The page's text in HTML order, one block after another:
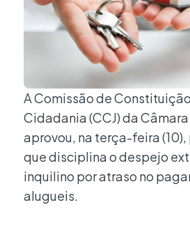
A Comissão de
Cidadania (CCJ) da
aprovou, na terça-feira
que disciplina o despejo
inquilino por atraso no
alugueis.